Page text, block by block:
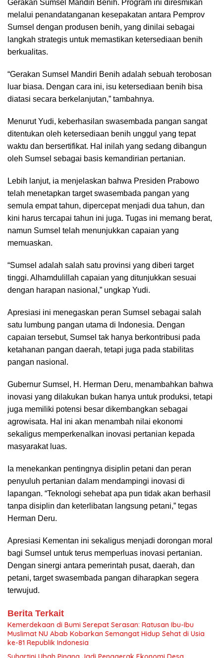
Gerakan Sumsel Mandiri Benih. Program ini diresmikan
melalui penandatanganan kesepakatan antara Pemprov
Sumsel dengan produsen benih, yang dinilai sebagai
langkah strategis untuk memastikan ketersediaan benih
berkualitas.
“Gerakan Sumsel Mandiri Benih adalah sebuah terobosan
luar biasa. Dengan cara ini, isu ketersediaan benih bisa
diatasi secara berkelanjutan,” tambahnya.
Menurut Yudi, keberhasilan swasembada pangan sangat
ditentukan oleh ketersediaan benih unggul yang tepat
waktu dan bersertifikat. Hal inilah yang sedang dibangun
oleh Sumsel sebagai basis kemandirian pertanian.
Lebih lanjut, ia menjelaskan bahwa Presiden Prabowo
telah menetapkan target swasembada pangan yang
semula empat tahun, dipercepat menjadi dua tahun, dan
kini harus tercapai tahun ini juga. Tugas ini memang berat,
namun Sumsel telah menunjukkan capaian yang
memuaskan.
“Sumsel adalah salah satu provinsi yang diberi target
tinggi. Alhamdulillah capaian yang ditunjukkan sesuai
dengan harapan nasional,” ungkap Yudi.
Apresiasi ini menegaskan peran Sumsel sebagai salah
satu lumbung pangan utama di Indonesia. Dengan
capaian tersebut, Sumsel tak hanya berkontribusi pada
ketahanan pangan daerah, tetapi juga pada stabilitas
pangan nasional.
Gubernur Sumsel, H. Herman Deru, menambahkan bahwa
inovasi yang dilakukan bukan hanya untuk produksi, tetapi
juga memiliki potensi besar dikembangkan sebagai
agrowisata. Hal ini akan menambah nilai ekonomi
sekaligus memperkenalkan inovasi pertanian kepada
masyarakat luas.
Ia menekankan pentingnya disiplin petani dan peran
penyuluh pertanian dalam mendampingi inovasi di
lapangan. “Teknologi sehebat apa pun tidak akan berhasil
tanpa disiplin dan keterlibatan langsung petani,” tegas
Herman Deru.
Apresiasi Kementan ini sekaligus menjadi dorongan moral
bagi Sumsel untuk terus memperluas inovasi pertanian.
Dengan sinergi antara pemerintah pusat, daerah, dan
petani, target swasembada pangan diharapkan segera
terwujud.
Berita Terkait
Kemerdekaan di Bumi Serepat Serasan: Ratusan Ibu-Ibu
Muslimat NU Abab Kobarkan Semangat Hidup Sehat di Usia
ke-81 Republik Indonesia